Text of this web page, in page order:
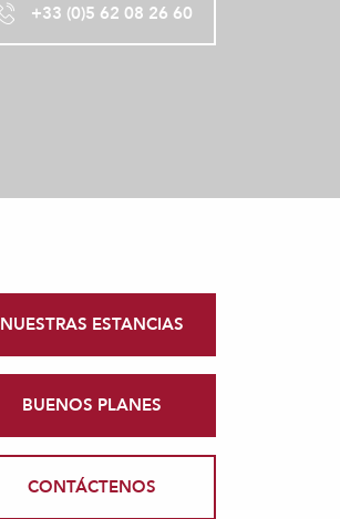
+33 (0)5 62 08 26 60
NUESTRAS ESTANCIAS
BUENOS PLANES
CONTÁCTENOS